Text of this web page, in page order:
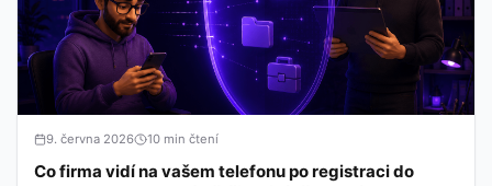
9. června 2026 10 min čtení
Co firma vidí na vašem telefonu po registraci do